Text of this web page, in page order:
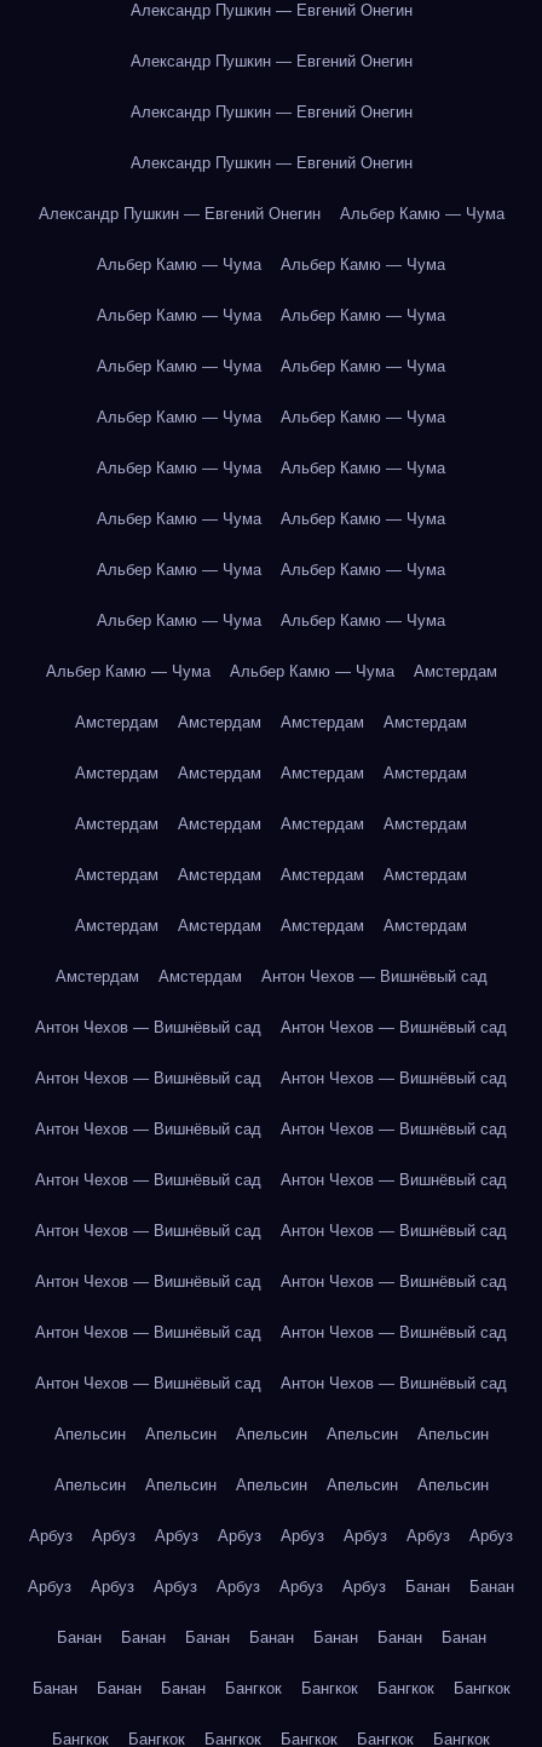
Александр Пушкин — Евгений Онегин
Александр Пушкин — Евгений Онегин
Александр Пушкин — Евгений Онегин
Александр Пушкин — Евгений Онегин
Александр Пушкин — Евгений Онегин Альбер Камю — Чума
Альбер Камю — Чума Альбер Камю — Чума
Альбер Камю — Чума Альбер Камю — Чума
Альбер Камю — Чума Альбер Камю — Чума
Альбер Камю — Чума Альбер Камю — Чума
Альбер Камю — Чума Альбер Камю — Чума
Альбер Камю — Чума Альбер Камю — Чума
Альбер Камю — Чума Альбер Камю — Чума
Альбер Камю — Чума Альбер Камю — Чума
Альбер Камю — Чума Альбер Камю — Чума Амстердам
Амстердам Амстердам Амстердам Амстердам
Амстердам Амстердам Амстердам Амстердам
Амстердам Амстердам Амстердам Амстердам
Амстердам Амстердам Амстердам Амстердам
Амстердам Амстердам Амстердам Амстердам
Амстердам Амстердам Антон Чехов — Вишнёвый сад
Антон Чехов — Вишнёвый сад Антон Чехов — Вишнёвый сад
Антон Чехов — Вишнёвый сад Антон Чехов — Вишнёвый сад
Антон Чехов — Вишнёвый сад Антон Чехов — Вишнёвый сад
Антон Чехов — Вишнёвый сад Антон Чехов — Вишнёвый сад
Антон Чехов — Вишнёвый сад Антон Чехов — Вишнёвый сад
Антон Чехов — Вишнёвый сад Антон Чехов — Вишнёвый сад
Антон Чехов — Вишнёвый сад Антон Чехов — Вишнёвый сад
Антон Чехов — Вишнёвый сад Антон Чехов — Вишнёвый сад
Апельсин Апельсин Апельсин Апельсин Апельсин
Апельсин Апельсин Апельсин Апельсин Апельсин
Арбуз Арбуз Арбуз Арбуз Арбуз Арбуз Арбуз Арбуз
Арбуз Арбуз Арбуз Арбуз Арбуз Арбуз Банан Банан
Банан Банан Банан Банан Банан Банан Банан
Банан Банан Банан Бангкок Бангкок Бангкок Бангкок
Бангкок Бангкок Бангкок Бангкок Бангкок Бангкок